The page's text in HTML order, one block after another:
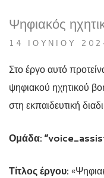
Ψηφιακός
14 ΙΟΥΝΊΟΥ
Στο έργο αυτό
ψηφιακού ηχητικού
στη εκπαιδευτική
Ομάδα:
Τίτλος έργου: